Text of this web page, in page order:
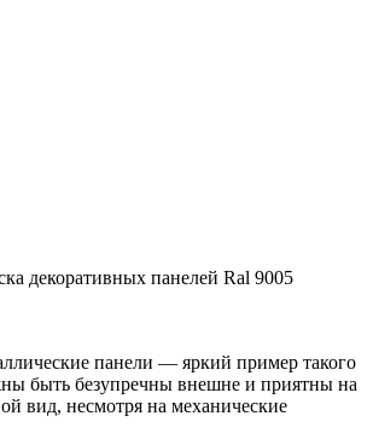
декоративных панелей Ral 9005
панели — яркий пример такого
быть безупречны внешне и приятны на
вид, несмотря на механические